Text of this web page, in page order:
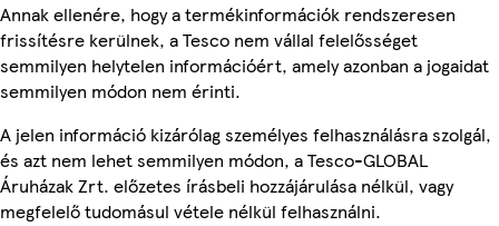
Annak ellenére, hogy a termékinformációk rendszeresen
frissítésre kerülnek, a Tesco nem vállal felelősséget
semmilyen helytelen információért, amely azonban a jogaidat
semmilyen módon nem érinti.
A jelen információ kizárólag személyes felhasználásra szolgál,
és azt nem lehet semmilyen módon, a Tesco-GLOBAL
Áruházak Zrt. előzetes írásbeli hozzájárulása nélkül, vagy
megfelelő tudomásul vétele nélkül felhasználni.